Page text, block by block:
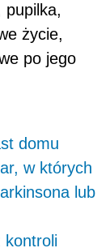
pupilka,
życie,
po jego
domu
w których
lub
kontroli